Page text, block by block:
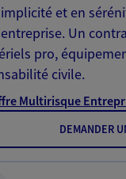
et en
Un
pro,
civile.
Multirisque
DEMANDER